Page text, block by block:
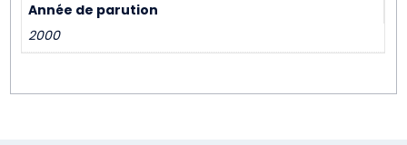
Année de parution
2000